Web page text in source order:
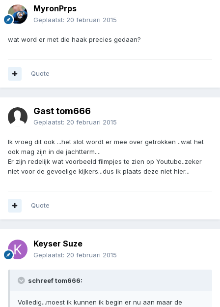
MyronPrps
Geplaatst: 20 februari 2015
wat word er met die haak precies gedaan?
Quote
Gast tom666
Geplaatst: 20 februari 2015
Ik vroeg dit ook ...het slot wordt er mee over getrokken ..wat het
ook mag zijn in de jachtterm....
Er zijn redelijk wat voorbeeld filmpjes te zien op Youtube..zeker
niet voor de gevoelige kijkers...dus ik plaats deze niet hier...
Quote
Keyser Suze
Geplaatst: 20 februari 2015
schreef tom666:
Volledig...moest ik kunnen ik begin er nu aan maar de